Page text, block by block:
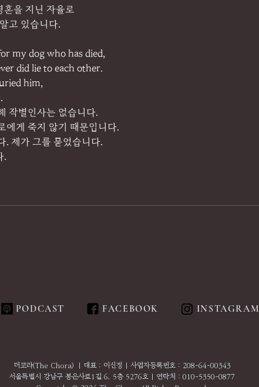
혼을 지닌 자율로
고 있습니다.
my dog who has died,
did lie to each other.
him,
작별인사는 없습니다.
에게 죽지 않기 때문입니다.
. 제가 그를 묻었습니다.
.
PODCAST FACEBOOK INSTAGRAM
더코라(The Chora) | 대표 : 이신정 | 사업자등록번호 : 208-64-00343
서울특별시 강남구 봉은사로1길 6, 5층 5276호 | 연락처 : 010-5350-0877